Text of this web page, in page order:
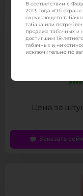
Заказать
В соответствии с
2013 года «Об
окружающего
табака или
продажа табачных и
достигшим 18-
табачных и
исключительно по